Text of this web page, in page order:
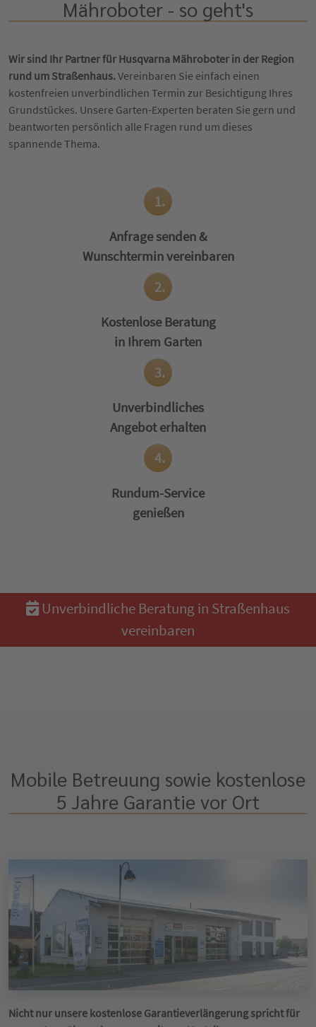
Mähroboter - so geht's
Wir sind Ihr Partner für Husqvarna Mähroboter in der Region
rund um Straßenhaus.Vereinbaren Sie einfach einen
kostenfreien unverbindlichen Termin zur Besichtigung Ihres
Grundstückes. Unsere Garten-Experten beraten Sie gern und
beantworten persönlich alle Fragen rund um dieses
spannende Thema.
1.
Anfrage senden &
Wunschtermin vereinbaren
2.
Kostenlose Beratung
in Ihrem Garten
3.
Unverbindliches
Angebot erhalten
4.
Rundum-Service
genießen
Unverbindliche Beratung in Straßenhaus
vereinbaren
Mobile Betreuung sowie kostenlose
5 Jahre Garantie vor Ort
Nicht nur unsere kostenlose Garantieverlängerung spricht für